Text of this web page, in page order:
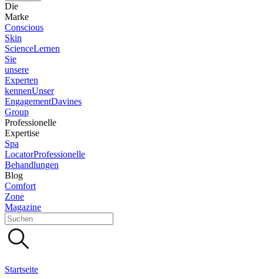
Die
Marke
Conscious
Skin
ScienceLernen
Sie
unsere
Experten
kennenUnser
EngagementDavines
Group
Professionelle
Expertise
Spa
LocatorProfessionelle
Behandlungen
Blog
Comfort
Zone
Magazine
Startseite